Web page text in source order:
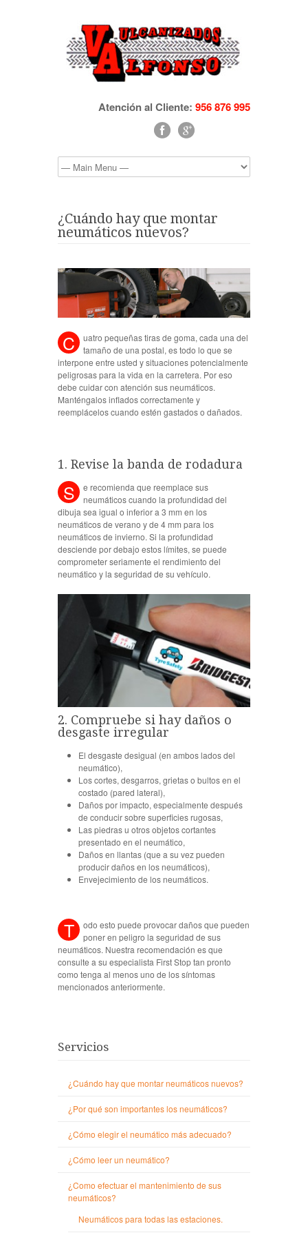
Atención al Cliente: 956 876 995
¿Cuándo hay que montar
neumáticos nuevos?
C
uatro pequeñas tiras de goma, cada una del
tamaño de una postal, es todo lo que se
interpone entre usted y situaciones potencialmente
peligrosas para la vida en la carretera. Por eso
debe cuidar con atención sus neumáticos.
Manténgalos inflados correctamente y
reemplácelos cuando estén gastados o dañados.
1. Revise la banda de rodadura
S
e recomienda que reemplace sus
neumáticos cuando la profundidad del
dibuja sea igual o inferior a 3 mm en los
neumáticos de verano y de 4 mm para los
neumáticos de invierno. Si la profundidad
desciende por debajo estos límites, se puede
comprometer seriamente el rendimiento del
neumático y la seguridad de su vehículo.
2. Compruebe si hay daños o
desgaste irregular
El desgaste desigual (en ambos lados del
neumático),
Los cortes, desgarros, grietas o bultos en el
costado (pared lateral),
Daños por impacto, especialmente después
de conducir sobre superficies rugosas,
Las piedras u otros objetos cortantes
presentado en el neumático,
Daños en llantas (que a su vez pueden
producir daños en los neumáticos),
Envejecimiento de los neumáticos.
T
odo esto puede provocar daños que pueden
poner en peligro la seguridad de sus
neumáticos. Nuestra recomendación es que
consulte a su especialista First Stop tan pronto
como tenga al menos uno de los síntomas
mencionados anteriormente.
Servicios
¿Cuándo hay que montar neumáticos nuevos?
¿Por qué son importantes los neumáticos?
¿Cómo elegir el neumático más adecuado?
¿Cómo leer un neumático?
¿Como efectuar el mantenimiento de sus
neumáticos?
Neumáticos para todas las estaciones.